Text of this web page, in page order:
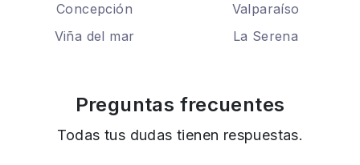
Concepción
Valparaíso
Viña del mar
La Serena
Preguntas frecuentes
Todas tus dudas tienen respuestas.